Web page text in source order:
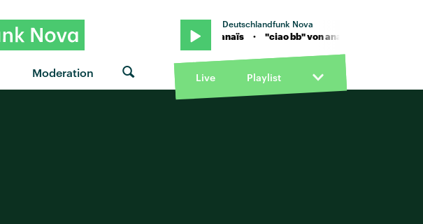
Moderation
Deutschlandfunk Nova
"ciao bb" von anaïs · "ciao bb" von anaïs · "ciao bb" von anaïs
Live Playlist